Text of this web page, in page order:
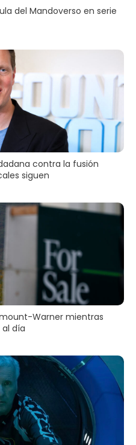
del Mandoverso en serie
contra la fusión
siguen
Warner mientras
día